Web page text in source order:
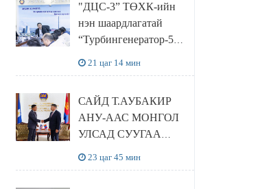
баялгийн сан нэгдэл”
ХХК-тай хамтран
хэрэгжүүлнэ
"ДЦС-3” ТӨХК-ийн
нэн шаардлагатай
“Турбингенератор-5”-
21 цаг 14 мин
САЙД Т.АУБАКИР
АНУ-ААС МОНГОЛ
УЛСАД СУУГАА
23 цаг 45 мин